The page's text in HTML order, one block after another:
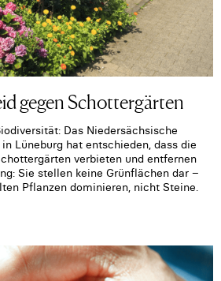
gegen Schottergärten
Das Niedersächsische
Lüneburg hat entschieden, dass die
verbieten und entfernen
Sie stellen keine Grünflächen dar –
Pflanzen dominieren, nicht Steine.